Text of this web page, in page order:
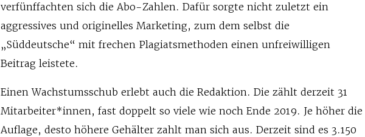
verfünffachten sich die Abo-Zahlen. Dafür sorgte nicht zuletzt ein
aggressives und originelles Marketing, zum dem selbst die
„Süddeutsche“ mit frechen Plagiatsmethoden einen unfreiwilligen
Beitrag leistete.
Einen Wachstumsschub erlebt auch die Redaktion. Die zählt derzeit 31
Mitarbeiter*innen, fast doppelt so viele wie noch Ende 2019. Je höher die
Auflage, desto höhere Gehälter zahlt man sich aus. Derzeit sind es 3.150